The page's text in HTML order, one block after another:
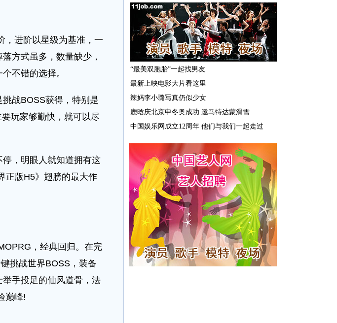
进阶以星级为基准，一
方式虽多，数量缺少，
不错的选择。
战BOSS获得，特别是
玩家够勤快，就可以尽
，明眼人就知道拥有这
正版H5》翅膀的最大作
，经典回归。在完
挑战世界BOSS，装备
手投足的仙风道骨，法
巅峰!